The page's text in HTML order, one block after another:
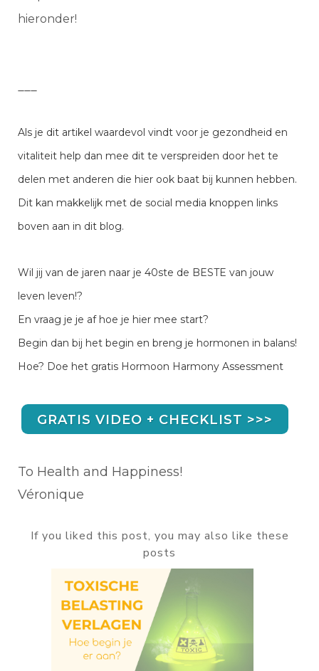
hieronder!
___
Als je dit artikel waardevol vindt voor je gezondheid en
vitaliteit help dan mee dit te verspreiden door het te
delen met anderen die hier ook baat bij kunnen hebben.
Dit kan makkelijk met de social media knoppen links
boven aan in dit blog.
Wil jij van de jaren naar je 40ste de BESTE van jouw
leven leven!?
En vraag je je af hoe je hier mee start?
Begin dan bij het begin en breng je hormonen in balans!
Hoe? Doe het gratis Hormoon Harmony Assessment
GRATIS VIDEO + CHECKLIST >>>
To Health and Happiness!
Véronique
If you liked this post, you may also like these
posts